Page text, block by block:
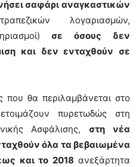
σαφάρι αναγκαστικών
λογαριασμών,
σε όσους δεν
και δεν ενταχθούν σε
που θα περιλαμβάνεται στο
πυρετωδώς στη
Ασφάλισης, στη νέα
όλα τα βεβαιωμένα
και το 2018 ανεξάρτητα